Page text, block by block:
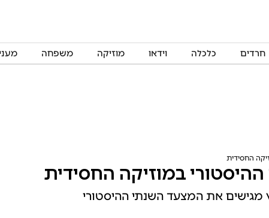
חרדים כלכלה וידאו מוזיקה משפחה
החסידית
במוזיקה החסידית
מגישים את המצעד השנתי ההיסטורי